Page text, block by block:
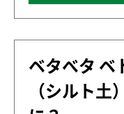
ベタべタ ベ
（シルト